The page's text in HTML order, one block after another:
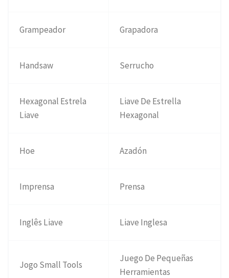
Grampeador Grapadora
Handsaw Serrucho
Hexagonal Estrela
Liave
Liave De Estrella
Hexagonal
Hoe Azadón
Imprensa Prensa
Inglês Liave Liave Inglesa
Jogo Small Tools
Juego De Pequeñas
Herramientas